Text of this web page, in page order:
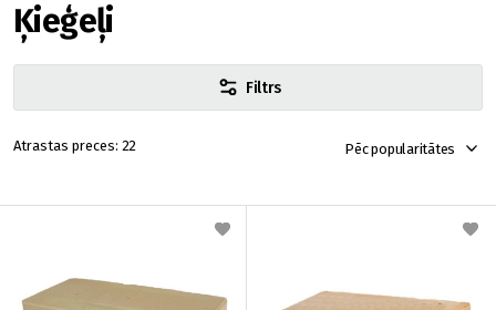
Ķieģeļi
Filtrs
22 Pēc popularitātes